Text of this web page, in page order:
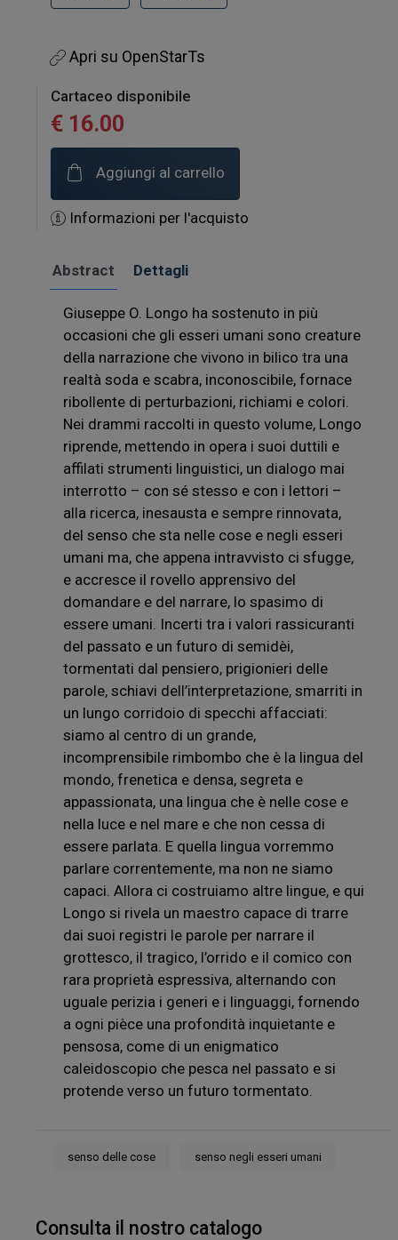
Apri su OpenStarTs
Cartaceo disponibile
€ 16.00
Aggiungi al carrello
Informazioni per l'acquisto
Abstract Dettagli
Giuseppe O. Longo ha sostenuto in più
occasioni che gli esseri umani sono creature
della narrazione che vivono in bilico tra una
realtà soda e scabra, inconoscibile, fornace
ribollente di perturbazioni, richiami e colori.
Nei drammi raccolti in questo volume, Longo
riprende, mettendo in opera i suoi duttili e
affilati strumenti linguistici, un dialogo mai
interrotto – con sé stesso e con i lettori –
alla ricerca, inesausta e sempre rinnovata,
del senso che sta nelle cose e negli esseri
umani ma, che appena intravvisto ci sfugge,
e accresce il rovello apprensivo del
domandare e del narrare, lo spasimo di
essere umani. Incerti tra i valori rassicuranti
del passato e un futuro di semidèi,
tormentati dal pensiero, prigionieri delle
parole, schiavi dell’interpretazione, smarriti in
un lungo corridoio di specchi affacciati:
siamo al centro di un grande,
incomprensibile rimbombo che è la lingua del
mondo, frenetica e densa, segreta e
appassionata, una lingua che è nelle cose e
nella luce e nel mare e che non cessa di
essere parlata. E quella lingua vorremmo
parlare correntemente, ma non ne siamo
capaci. Allora ci costruiamo altre lingue, e qui
Longo si rivela un maestro capace di trarre
dai suoi registri le parole per narrare il
grottesco, il tragico, l’orrido e il comico con
rara proprietà espressiva, alternando con
uguale perizia i generi e i linguaggi, fornendo
a ogni pièce una profondità inquietante e
pensosa, come di un enigmatico
caleidoscopio che pesca nel passato e si
protende verso un futuro tormentato.
senso delle cose senso negli esseri umani
Consulta il nostro catalogo